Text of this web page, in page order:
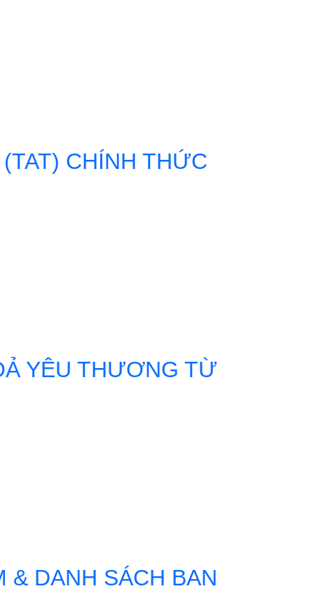
2026
CHÍNH THỨC
NHỚ HỢP TÁC (MOU)
YÊU THƯƠNG TỪ
& DANH SÁCH BAN